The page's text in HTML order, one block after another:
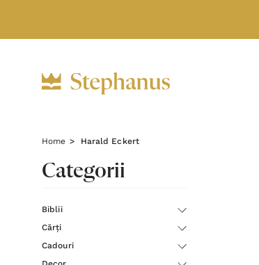
Home Harald Eckert
Categorii
Biblii
Cărți
Cadouri